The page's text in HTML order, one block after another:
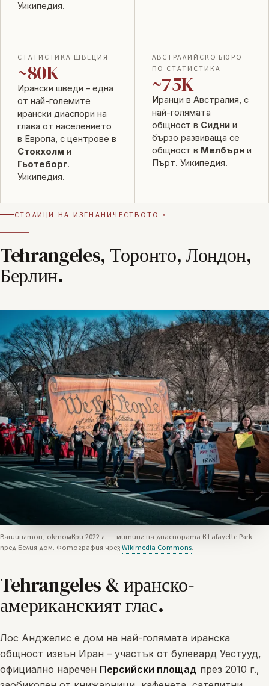
Уикипедия.
СТАТИСТИКА ШВЕЦИЯ
~80K
Ирански шведи – една
от най-големите
ирански диаспори на
глава от населението
в Европа, с центрове в
Стокхолм и
Гьотеборг.
Уикипедия.
АВСТРАЛИЙСКО БЮРО
ПО СТАТИСТИКА
~75K
Иранци в Австралия, с
най-голямата
общност в Сиднии
бързо развиваща се
общност в Мелбърни
Пърт. Уикипедия.
СТОЛИЦИ НА ИЗГНАНИЧЕСТВОТО
Tehrangeles, Торонто, Лондон,
Берлин.
Вашингтон, октомври 2022 г. — митинг на диаспората в Lafayette Park
пред Белия дом. Фотография чрезWikimedia Commons.
Tehrangeles & иранско-
американският глас.
Лос Анджелис е дом на най-голямата иранска
общност извън Иран – участък от булевард Уестууд,
официално наречен Персийски площад през 2010 г.,